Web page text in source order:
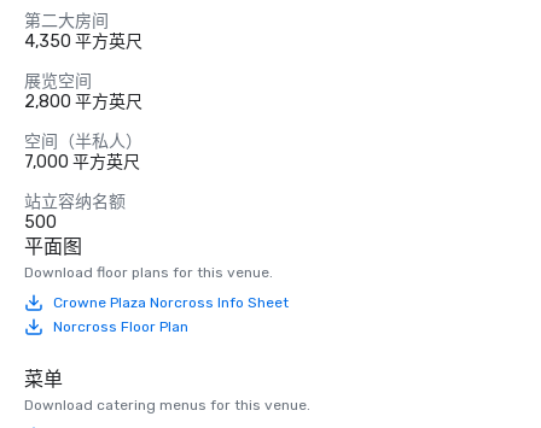
第二大房间
4,350 平方英尺
展览空间
2,800 平方英尺
空间（半私人）
7,000 平方英尺
站立容纳名额
500
平面图
Download floor plans for this venue.
Crowne Plaza Norcross Info Sheet
Norcross Floor Plan
菜单
Download catering menus for this venue.